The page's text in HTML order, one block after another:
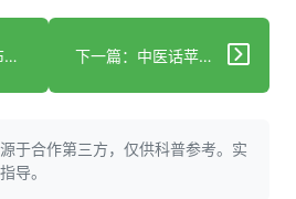
上一篇：重磅发布：上海和黄药业荣膺“中国医药工业最具投资价值企业” 下一篇：中医话苹果水：一味甘润的养生美颜佳饮
于合作第三方，仅供科普参考。实
导。